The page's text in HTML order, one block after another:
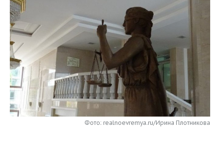
КОМУ ПРИНАДЛЕЖАТ
ТОРГОВЫЕ ЦЕНТРЫ
ТАТАРСТАНА
БЮДЖЕТ
ИНВЕСТИЦИИ
МАШИНОСТРОЕНИЕ
НЕФТЕХИМИЯ
НЕФТЬ
ОПК
ЭНЕРГЕТИКА
НОВОСТИ АВТО
БИЗНЕС
НОВОСТИ БИЗНЕСА
РОЗНИЧНАЯ ТОРГОВЛЯ
ТРАНСПОРТ
УСЛУГИ
ТЕХНОЛОГИИ
НОВОСТИ ТЕХНОЛОГИЙ
IT
МЕДИА
ТЕЛЕКОММУНИКАЦИИ
МЕРОПРИЯТИЯ
НОВОСТИ МЕРОПРИЯТИЙ
ВЫЕЗДНАЯ РЕДАКЦИЯ
СПОРТ
НОВОСТИ СПОРТА
ОБЩЕСТВО
НОВОСТИ ОБЩЕСТВАФото: realnoevremya.ru/Ирина Плотникова